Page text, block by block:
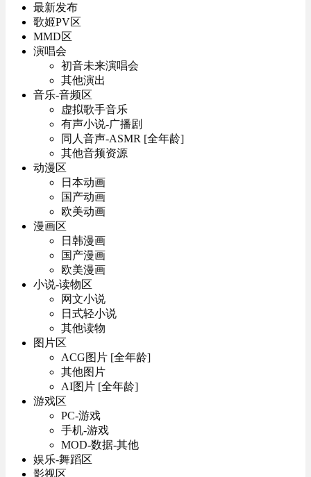
最新发布
歌姬PV区
MMD区
演唱会
初音未来演唱会
其他演出
音乐-音频区
虚拟歌手音乐
有声小说-广播剧
同人音声-ASMR [全年龄]
其他音频资源
动漫区
日本动画
国产动画
欧美动画
漫画区
日韩漫画
国产漫画
欧美漫画
小说-读物区
网文小说
日式轻小说
其他读物
图片区
ACG图片 [全年龄]
其他图片
AI图片 [全年龄]
游戏区
PC-游戏
手机-游戏
MOD-数据-其他
娱乐-舞蹈区
影视区